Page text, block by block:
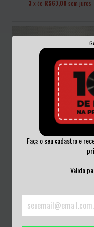
Faça o seu cadastro e
Válido
3 x de R$60,00 sem juros
KISS - CREATURES OF THE
VINNIE VIN...
sem juros